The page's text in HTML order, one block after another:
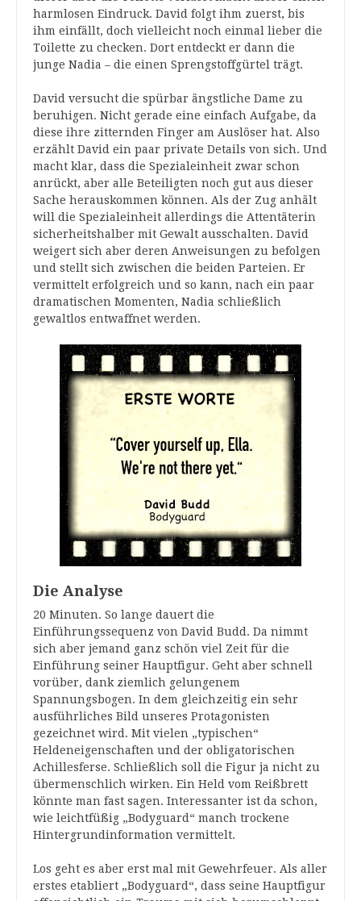
harmlosen Eindruck. David folgt ihm zuerst, bis
ihm einfällt, doch vielleicht noch einmal lieber die
Toilette zu checken. Dort entdeckt er dann die
junge Nadia – die einen Sprengstoffgürtel trägt.
David versucht die spürbar ängstliche Dame zu
beruhigen. Nicht gerade eine einfach Aufgabe, da
diese ihre zitternden Finger am Auslöser hat. Also
erzählt David ein paar private Details von sich. Und
macht klar, dass die Spezialeinheit zwar schon
anrückt, aber alle Beteiligten noch gut aus dieser
Sache herauskommen können. Als der Zug anhält
will die Spezialeinheit allerdings die Attentäterin
sicherheitshalber mit Gewalt ausschalten. David
weigert sich aber deren Anweisungen zu befolgen
und stellt sich zwischen die beiden Parteien. Er
vermittelt erfolgreich und so kann, nach ein paar
dramatischen Momenten, Nadia schließlich
gewaltlos entwaffnet werden.
Die Analyse
20 Minuten. So lange dauert die
Einführungssequenz von David Budd. Da nimmt
sich aber jemand ganz schön viel Zeit für die
Einführung seiner Hauptfigur. Geht aber schnell
vorüber, dank ziemlich gelungenem
Spannungsbogen. In dem gleichzeitig ein sehr
ausführliches Bild unseres Protagonisten
gezeichnet wird. Mit vielen „typischen“
Heldeneigenschaften und der obligatorischen
Achillesferse. Schließlich soll die Figur ja nicht zu
übermenschlich wirken. Ein Held vom Reißbrett
könnte man fast sagen. Interessanter ist da schon,
wie leichtfüßig „Bodyguard“ manch trockene
Hintergrundinformation vermittelt.
Los geht es aber erst mal mit Gewehrfeuer. Als aller
erstes etabliert „Bodyguard“, dass seine Hauptfigur